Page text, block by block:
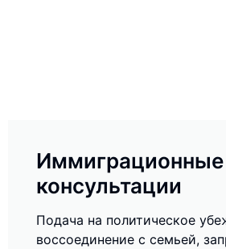
Иммиграционные
консультации
Подача на политическое
воссоединение с семьей,